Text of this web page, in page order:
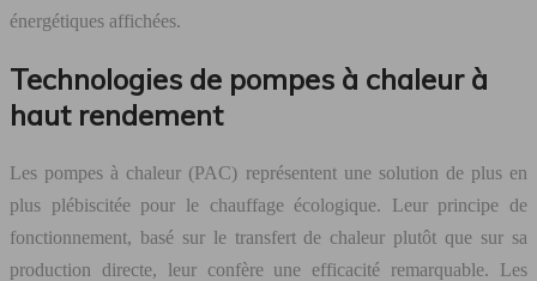
énergétiques affichées.
Technologies de pompes à chaleur à
haut rendement
Les pompes à chaleur (PAC) représentent une solution de plus en
plus plébiscitée pour le chauffage écologique. Leur principe de
fonctionnement, basé sur le transfert de chaleur plutôt que sur sa
production directe, leur confère une efficacité remarquable. Les